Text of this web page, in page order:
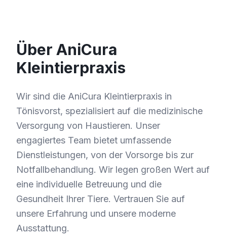
Über AniCura
Kleintierpraxis
Wir sind die AniCura Kleintierpraxis in
Tönisvorst, spezialisiert auf die medizinische
Versorgung von Haustieren. Unser
engagiertes Team bietet umfassende
Dienstleistungen, von der Vorsorge bis zur
Notfallbehandlung. Wir legen großen Wert auf
eine individuelle Betreuung und die
Gesundheit Ihrer Tiere. Vertrauen Sie auf
unsere Erfahrung und unsere moderne
Ausstattung.